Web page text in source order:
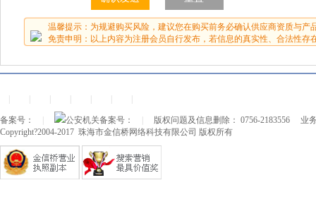
温馨提示：为规避购买风险，建议您在购买前务必确认供应商资质与产
免责申明：以上内容为注册会员自行发布，若信息的真实性、合法性存
备案号： 公安机关备案号： 版权问题及信息删除： 0756-2183556
业
Copyright?2004-2017 珠海市金信桥网络科技有限公司 版权所有